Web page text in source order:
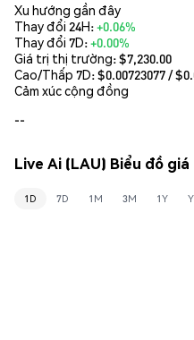
Xu hướng gần đây
Thay đổi 24H:+0.06%
Thay đổi 7D:+0.00%
Giá trị thị trường:$7,230.00
Cao/Thấp 7D: $0.00723077/ $
Cảm xúc cộng đồng
--
Live Ai (LAU) Biểu đồ
1D 7D 1M 3M 1Y